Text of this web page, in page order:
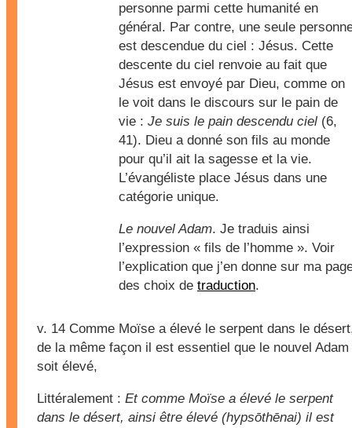
personne parmi cette humanité en
général. Par contre, une seule
est descendue du ciel : Jésus. Cette
descente du ciel renvoie au fait que
Jésus est envoyé par Dieu, comme on
le voit dans le discours sur le pain de
vie : Je suis le pain descendu ciel (6,
41). Dieu a donné son fils au monde
pour qu’il ait la sagesse et la vie.
L’évangéliste place Jésus dans une
catégorie unique.
Le nouvel Adam. Je traduis ainsi
l’expression « fils de l’homme ». Voir
l’explication que j’en donne sur ma
des choix de traduction.
v. 14 Comme Moïse a élevé le serpent dans le
de la même façon il est essentiel que le nouvel Adam
soit élevé,
Littéralement : Et comme Moïse a élevé le serpent
dans le désert, ainsi être élevé (hypsōthēnai) il est